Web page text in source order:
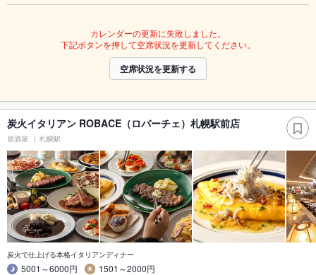
カレンダーの更新に失敗しました。
下記ボタンを押して空席状況を更新してください。
空席状況を更新する
炭火イタリアン ROBACE（ロバーチェ）札幌駅前店
居酒屋 札幌駅
炭火で仕上げる本格イタリアンディナー
5001～6000円
1501～2000円